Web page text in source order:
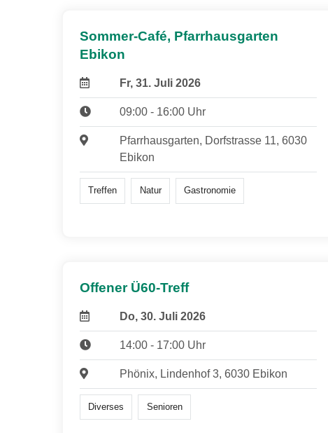
Sommer-Café, Pfarrhausgarten
Ebikon
Fr, 31. Juli 2026
09:00 - 16:00 Uhr
Pfarrhausgarten, Dorfstrasse 11, 6030
Ebikon
Treffen Natur Gastronomie
Offener Ü60-Treff
Do, 30. Juli 2026
14:00 - 17:00 Uhr
Phönix, Lindenhof 3, 6030 Ebikon
Diverses Senioren